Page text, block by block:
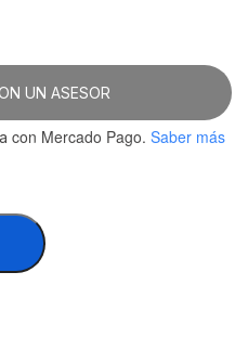
UN ASESOR
con Mercado Pago. Saber más